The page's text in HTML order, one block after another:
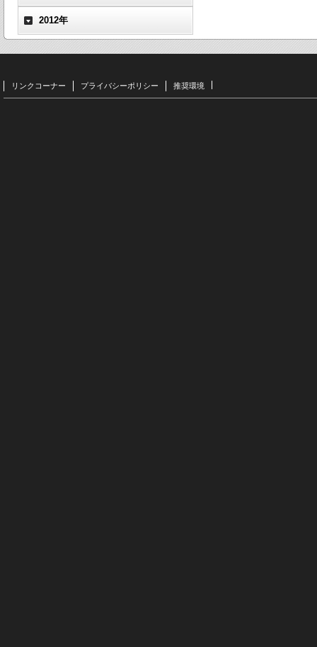
2012年
リンクコーナー プライバシーポリシー 推奨環境